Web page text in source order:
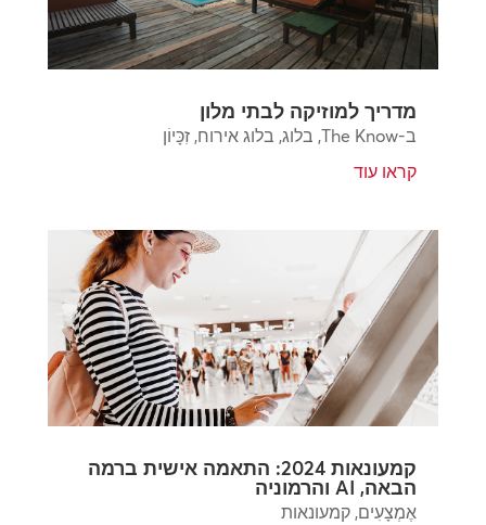
מדריך למוזיקה לבתי מלון
ב-The Know , בלוג, בלוג אירוח, זִכָּיוֹן
קראו עוד
קמעונאות 2024: התאמה אישית ברמה
הבאה, AI והרמוניה
אֶמְצָעִים, קמעונאות